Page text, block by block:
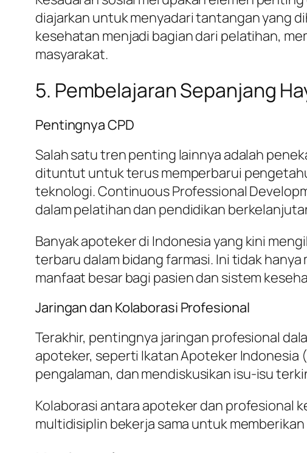
diajarkan untuk menyadari tantangan yang
kesehatan menjadi bagian dari pelatihan,
masyarakat.
5. Pembelajaran Sepanjang
Pentingnya CPD
Salah satu tren penting lainnya adalah
dituntut untuk terus memperbarui
teknologi. Continuous Professional
dalam pelatihan dan pendidikan
Banyak apoteker di Indonesia yang kini
terbaru dalam bidang farmasi. Ini tidak
manfaat besar bagi pasien dan sistem
Jaringan dan Kolaborasi Profesional
Terakhir, pentingnya jaringan profesional
apoteker, seperti Ikatan Apoteker
pengalaman, dan mendiskusikan isu-isu
Kolaborasi antara apoteker dan profesional
multidisiplin bekerja sama untuk